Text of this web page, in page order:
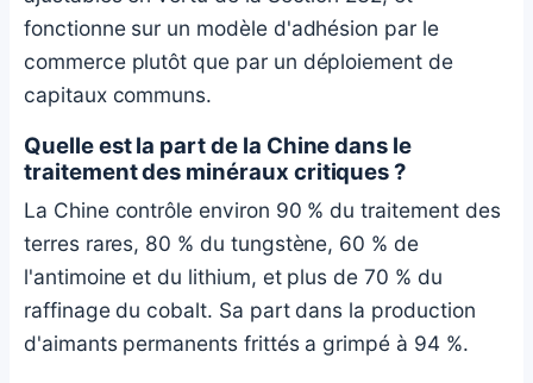
fonctionne sur un modèle d'adhésion par le
commerce plutôt que par un déploiement de
capitaux communs.
Quelle est la part de la Chine dans le
traitement des minéraux critiques ?
La Chine contrôle environ 90 % du traitement des
terres rares, 80 % du tungstène, 60 % de
l'antimoine et du lithium, et plus de 70 % du
raffinage du cobalt. Sa part dans la production
d'aimants permanents frittés a grimpé à 94 %.